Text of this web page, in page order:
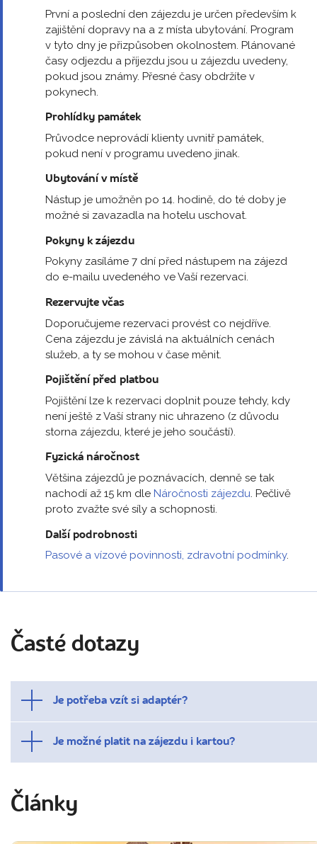
První a poslední den zájezdu je určen především k
zajištění dopravy na a z místa ubytování. Program
v tyto dny je přizpůsoben okolnostem. Plánované
časy odjezdu a příjezdu jsou u zájezdu uvedeny,
pokud jsou známy. Přesné časy obdržíte v
pokynech.
Prohlídky památek
Průvodce neprovádí klienty uvnitř památek,
pokud není v programu uvedeno jinak.
Ubytování v místě
Nástup je umožněn po 14. hodině, do té doby je
možné si zavazadla na hotelu uschovat.
Pokyny k zájezdu
Pokyny zasíláme 7 dní před nástupem na zájezd
do e-mailu uvedeného ve Vaší rezervaci.
Rezervujte včas
Doporučujeme rezervaci provést co nejdříve.
Cena zájezdu je závislá na aktuálních cenách
služeb, a ty se mohou v čase měnit.
Pojištění před platbou
Pojištění lze k rezervaci doplnit pouze tehdy, kdy
není ještě z Vaší strany nic uhrazeno (z důvodu
storna zájezdu, které je jeho součástí).
Fyzická náročnost
Většina zájezdů je poznávacích, denně se tak
nachodí až 15 km dle Náročnosti zájezdu. Pečlivě
proto zvažte své síly a schopnosti.
Další podrobnosti
Pasové a vízové povinnosti, zdravotní podmínky.
Časté dotazy
Je potřeba vzít si adaptér?
Je možné platit na zájezdu i kartou?
Články